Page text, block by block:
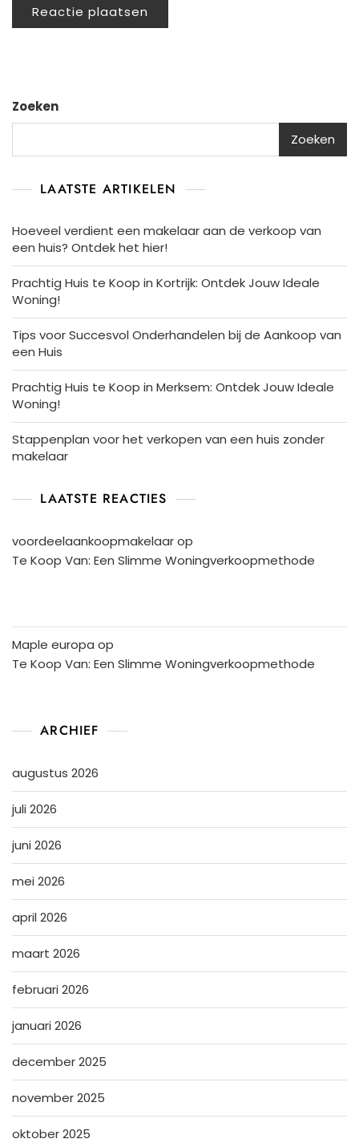
Zoeken
Zoeken
LAATSTE ARTIKELEN
Hoeveel verdient een makelaar aan de verkoop van
een huis? Ontdek het hier!
Prachtig Huis te Koop in Kortrijk: Ontdek Jouw Ideale
Woning!
Tips voor Succesvol Onderhandelen bij de Aankoop van
een Huis
Prachtig Huis te Koop in Merksem: Ontdek Jouw Ideale
Woning!
Stappenplan voor het verkopen van een huis zonder
makelaar
LAATSTE REACTIES
voordeelaankoopmakelaarop
Te Koop Van: Een Slimme Woningverkoopmethode
Maple europa op
Te Koop Van: Een Slimme Woningverkoopmethode
ARCHIEF
augustus 2026
juli 2026
juni 2026
mei 2026
april 2026
maart 2026
februari 2026
januari 2026
december 2025
november 2025
oktober 2025